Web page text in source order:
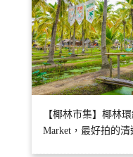
【椰林市集】椰林
Market，最好拍的